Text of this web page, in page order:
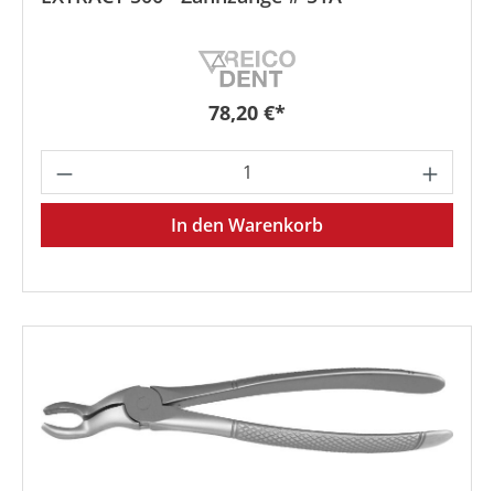
Regulärer Preis:
78,20 €*
Produkt Anzahl: Gib den
In den Warenkorb